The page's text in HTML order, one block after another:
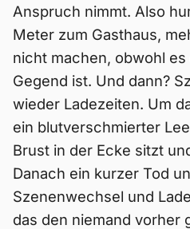
Anspruch nimmt. Also
Meter zum Gasthaus,
nicht machen, obwohl
Gegend ist. Und dann?
wieder Ladezeiten. Um
ein blutverschmierter
Brust in der Ecke sitzt
Danach ein kurzer Tod
Szenenwechsel und
das den niemand vorher